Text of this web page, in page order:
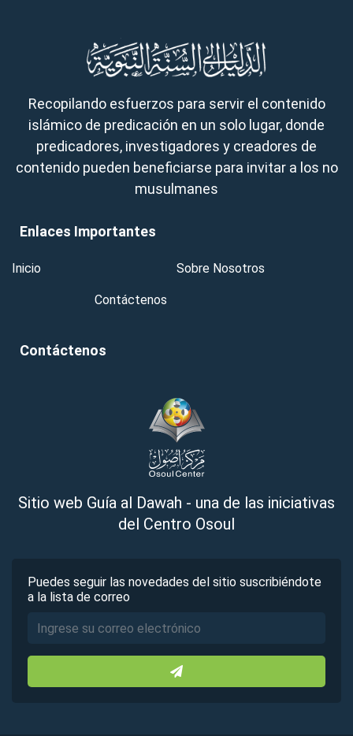
Recopilando esfuerzos para servir el contenido
islámico de predicación en un solo lugar, donde
predicadores, investigadores y creadores de
contenido pueden beneficiarse para invitar a los no
musulmanes
Enlaces Importantes
Inicio Sobre Nosotros
Contáctenos
Contáctenos
Sitio web Guía al Dawah - una de las iniciativas
del Centro Osoul
Puedes seguir las novedades del sitio suscribiéndote
a la lista de correo